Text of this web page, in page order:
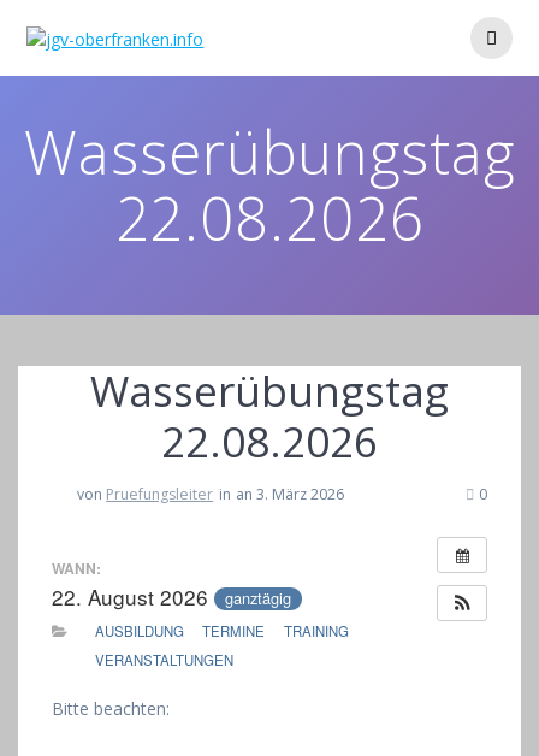
Wasserübungstag
22.08.2026
Wasserübungstag
22.08.2026
von Pruefungsleiter in an 3. März 2026 0
WANN:
22. August 2026 ganztägig
AUSBILDUNG TERMINE
TRAINING
VERANSTALTUNGEN
Bitte beachten: